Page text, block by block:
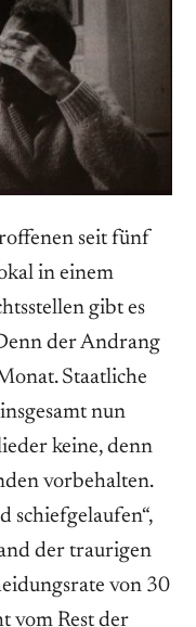
seit fünf
in einem
gibt es
der Andrang
Staatliche
nun
keine, denn
vorbehalten.
schiefgelaufen“,
der traurigen
von 30
vom Rest der